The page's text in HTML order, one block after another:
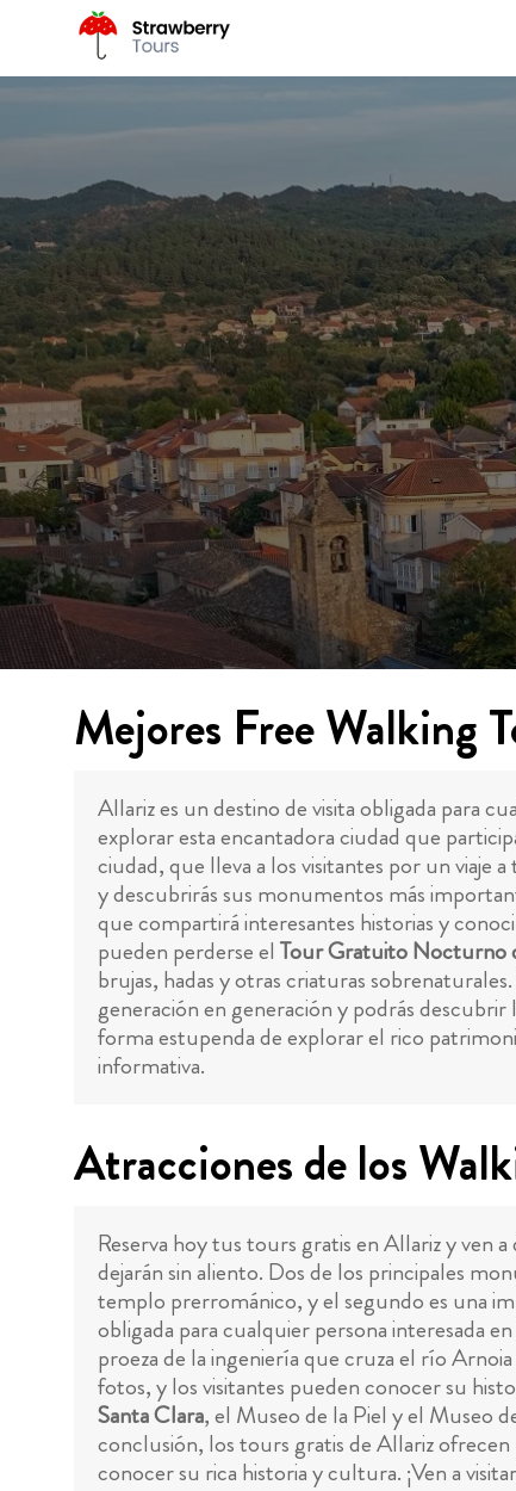
Mejores Free Walking
Allariz es un destino de visita obligada para
explorar esta encantadora ciudad que
ciudad, que lleva a los visitantes por un viaje
y descubrirás sus monumentos más
que compartirá interesantes historias y
pueden perderse el Tour Gratuito Nocturno
brujas, hadas y otras criaturas
generación en generación y podrás
forma estupenda de explorar el rico
informativa.
Atracciones de los
Reserva hoy tus tours gratis en Allariz y
dejarán sin aliento. Dos de los principales
templo prerrománico, y el segundo es una
obligada para cualquier persona interesada
proeza de la ingeniería que cruza el río
fotos, y los visitantes pueden conocer su
Santa Clara, el Museo de la Piel y el Museo
conclusión, los tours gratis de Allariz
conocer su rica historia y cultura. ¡Ven a